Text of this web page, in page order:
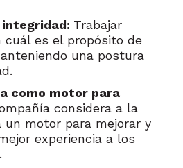
Trabajar
cuál es el propósito de
una postura
como motor para
considera a la
un motor para mejorar y
experiencia a los